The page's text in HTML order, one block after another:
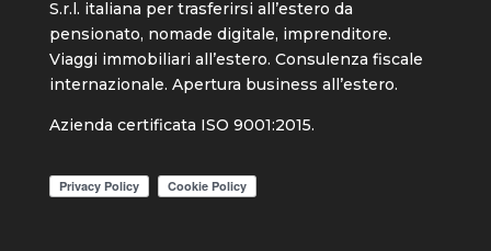
S.r.l. italiana per trasferirsi all’estero da
pensionato, nomade digitale, imprenditore.
Viaggi immobiliari all’estero. Consulenza fiscale
internazionale. Apertura business all’estero.
Azienda certificata ISO 9001:2015.